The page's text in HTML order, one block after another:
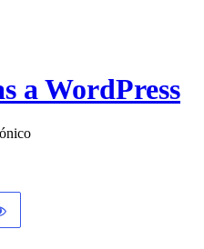
a WordPress